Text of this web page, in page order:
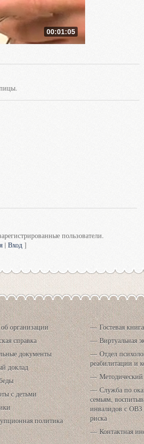
00:01:05
пользователи.
| Вход]
организации
справка
документы
доклад
с детьми
политика
Гостевая книга
Виртуальная
Отдел
реабилитации и
Методический
Служба по
семьям,
инвалидов с ОВЗ
риска
Контактная